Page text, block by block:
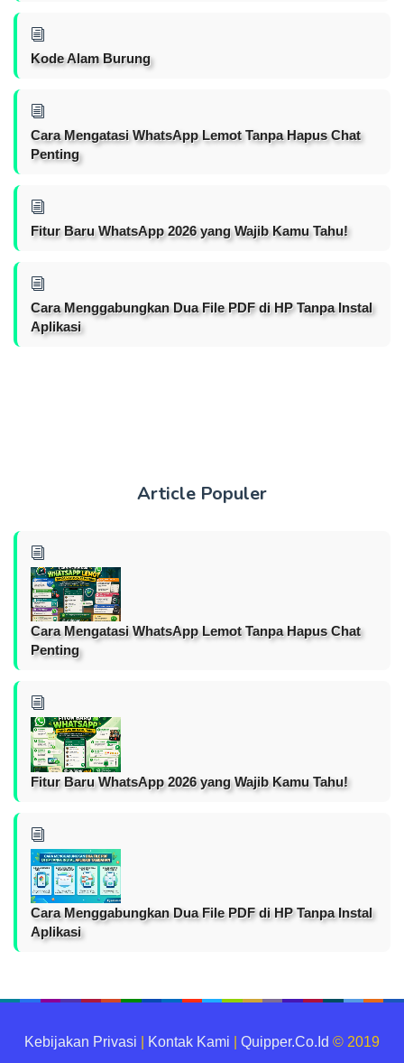
Kode Alam Burung
Cara Mengatasi WhatsApp Lemot Tanpa Hapus Chat
Penting
Fitur Baru WhatsApp 2026 yang Wajib Kamu Tahu!
Cara Menggabungkan Dua File PDF di HP Tanpa Instal
Aplikasi
Article Populer
Cara Mengatasi WhatsApp Lemot Tanpa Hapus Chat
Penting
Fitur Baru WhatsApp 2026 yang Wajib Kamu Tahu!
Cara Menggabungkan Dua File PDF di HP Tanpa Instal
Aplikasi
Kebijakan Privasi Kontak Kami Quipper.Co.Id © 2019